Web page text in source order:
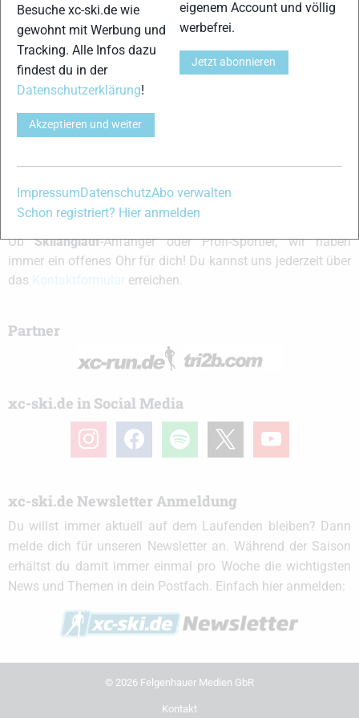
Angemeldet bleiben
Anmelden
xc-ski.de ist DAS deutschsprachige Portal mit aktuellen
Kombination, einer Loipendatenbank,Langlauf-Community
und allem was du sonst noch über deine Lieblingssportarten
wissen solltest.
ObSkilanglauf-Anfänger oder Profi-Sportler, wir haben
immer ein offenes Ohr für dich! Du kannst uns jederzeit über
das
erreichen.
Partner
xc-ski.de in Social Media
instagramfacebook spotify youtube
xc-ski.de Newsletter Anmeldung
Du willst immer aktuell auf dem Laufenden bleiben? Dann
melde dich für unseren Newsletter an. Während der Saison
erhältst du damit immer einmal pro Woche die wichtigsten
News und Themen in dein Postfach. Einfach hier anmelden:
© 2026 Felgenhauer Medien GbR
Kontakt
Besuche xc-ski.de wie
gewohnt mit Werbung und
Tracking. Alle Infos dazu
findest du in der
Datenschutzerklärung!
Akzeptieren und weiter
eigenem Account und völlig
werbefrei.
Jetzt abonnieren
Impressum DatenschutzAbo verwalten
Schon registriert? Hier anmelden